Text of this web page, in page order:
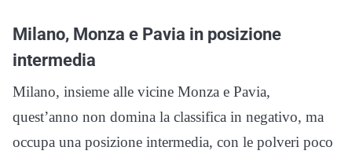
Milano, Monza e Pavia in posizione
intermedia
Milano, insieme alle vicine Monza e Pavia,
quest’anno non domina la classifica in negativo, ma
occupa una posizione intermedia, con le polveri poco